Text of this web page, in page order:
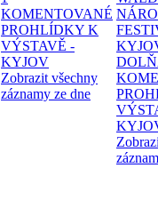
KOMENTOVANÉ
PROHLÍDKY K
VÝSTAVĚ -
KYJOV
Zobrazit všechny
záznamy ze dne